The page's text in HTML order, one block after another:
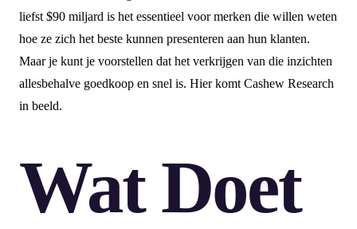
liefst $90 miljard is het essentieel voor merken die willen weten
hoe ze zich het beste kunnen presenteren aan hun klanten.
Maar je kunt je voorstellen dat het verkrijgen van die inzichten
allesbehalve goedkoop en snel is. Hier komt Cashew Research
in beeld.
Wat Doet